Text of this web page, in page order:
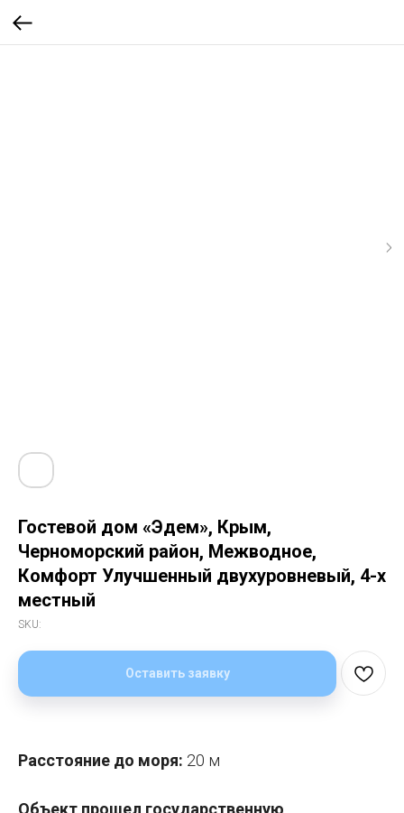
Гостевой дом «Эдем», Крым,
Черноморский район, Межводное,
Комфорт Улучшенный двухуровневый, 4-х
местный
SKU:
Оставить заявку
Расстояние до моря: 20 м